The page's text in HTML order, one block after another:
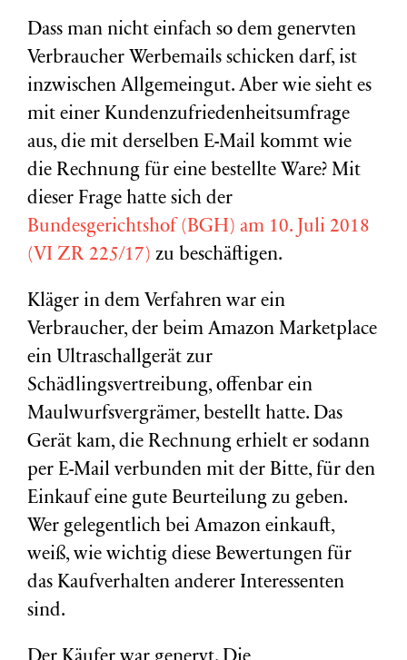
Dass man nicht einfach so dem genervten
Verbraucher Werbemails schicken darf, ist
inzwischen Allgemeingut. Aber wie sieht es
mit einer Kundenzufriedenheitsumfrage
aus, die mit derselben E-Mail kommt wie
die Rechnung für eine bestellte Ware? Mit
dieser Frage hatte sich der
Bundesgerichtshof (BGH) am 10. Juli 2018
(VI ZR 225/17) zu beschäftigen.
Kläger in dem Verfahren war ein
Verbraucher, der beim Amazon Marketplace
ein Ultraschallgerät zur
Schädlingsvertreibung, offenbar ein
Maulwurfsvergrämer, bestellt hatte. Das
Gerät kam, die Rechnung erhielt er sodann
per E-Mail verbunden mit der Bitte, für den
Einkauf eine gute Beurteilung zu geben.
Wer gelegentlich bei Amazon einkauft,
weiß, wie wichtig diese Bewertungen für
das Kaufverhalten anderer Interessenten
sind.